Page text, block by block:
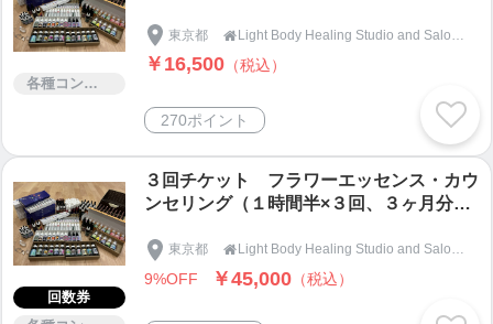
盤の向き、身体への意識の向け方などの解説を含め
ながらヨガのポーズを行なっていきます。
ずっとヨガをやっているけれどポーズが上達しな
い、もっと出来るようになりたいという方にはぜひ
体験していただきたいクラスです。
難易度：☆☆☆
運動量：☆☆☆
◆フローヨガ◆
ポーズが多少出来るようになった方にぜひオススメ
のクラスです。運動量も上げつつ、もっとヨガを気
各種コンサルティング
東京都  Light Body Healing Studio and Salon『Ganesha』ガネーシャ
￥16,500 （税込）
270ポイント
回数券
３回チケット フラワーエッセンス・カウ
ンセリング（１時間半×３回、３ヶ月分の
東京都  Light Body Healing Studio and Salon『Ganesha』ガネーシャ
9%OFF ￥45,000 （税込）